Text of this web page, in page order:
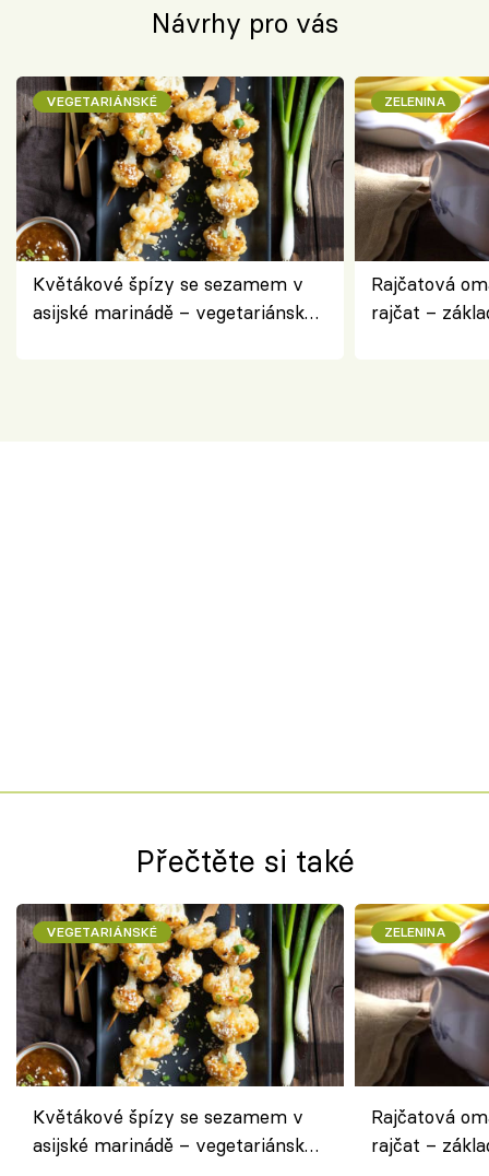
Návrhy pro vás
VEGETARIÁNSKÉ
Květákové špízy se sezamem v
asijské marinádě – vegetariánská
ZELENINA
Rajčatová
rajčat –
Přečtěte si také
VEGETARIÁNSKÉ
Květákové špízy se sezamem v
asijské marinádě – vegetariánská
ZELENINA
Rajčatová
rajčat –